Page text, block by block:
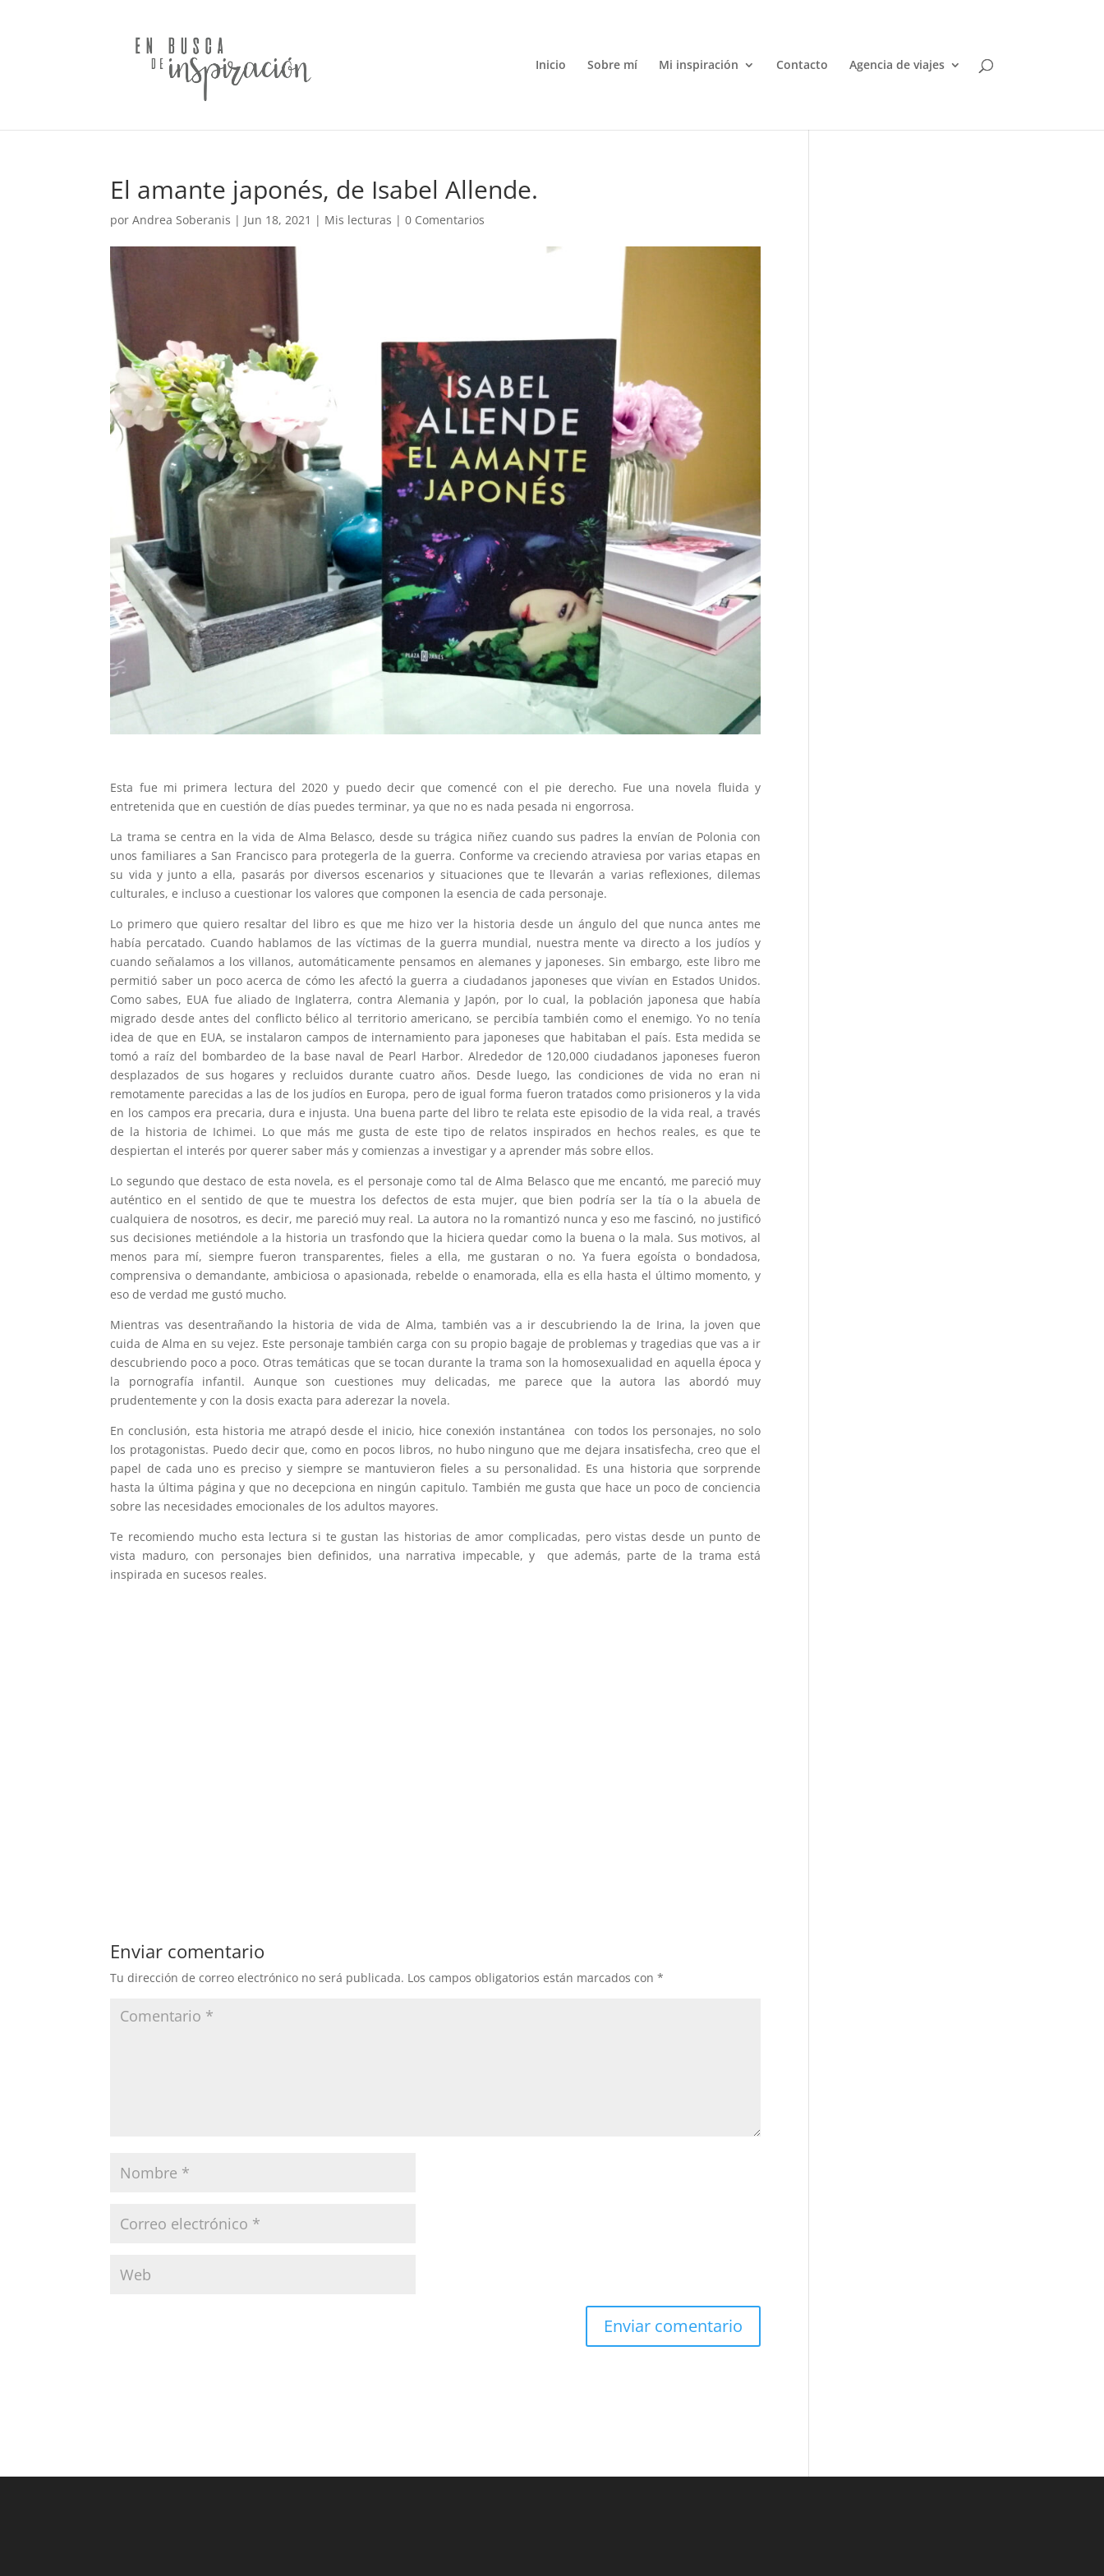
Inicio Sobre mí Mi inspiración Contacto Agencia de viajes
El amante japonés, de Isabel Allende.
porAndrea Soberanis | Jun 18, 2021 | Mis lecturas |0 Comentarios
Esta fue mi primera lectura del 2020 y puedo decir que comencé con el pie derecho. Fue una novela fluida y
entretenida que en cuestión de días puedes terminar, ya que no es nada pesada ni engorrosa.
La trama se centra en la vida de Alma Belasco, desde su trágica niñez cuando sus padres la envían de Polonia con
unos familiares a San Francisco para protegerla de la guerra. Conforme va creciendo atraviesa por varias etapas en
su vida y junto a ella, pasarás por diversos escenarios y situaciones que te llevarán a varias reflexiones, dilemas
culturales, e incluso a cuestionar los valores que componen la esencia de cada personaje.
Lo primero que quiero resaltar del libro es que me hizo ver la historia desde un ángulo del que nunca antes me
había percatado. Cuando hablamos de las víctimas de la guerra mundial, nuestra mente va directo a los judíos y
cuando señalamos a los villanos, automáticamente pensamos en alemanes y japoneses. Sin embargo, este libro me
permitió saber un poco acerca de cómo les afectó la guerra a ciudadanos japoneses que vivían en Estados Unidos.
Como sabes, EUA fue aliado de Inglaterra, contra Alemania y Japón, por lo cual, la población japonesa que había
migrado desde antes del conflicto bélico al territorio americano, se percibía también como el enemigo. Yo no tenía
idea de que en EUA, se instalaron campos de internamiento para japoneses que habitaban el país. Esta medida se
tomó a raíz del bombardeo de la base naval de Pearl Harbor. Alrededor de 120,000 ciudadanos japoneses fueron
desplazados de sus hogares y recluidos durante cuatro años. Desde luego, las condiciones de vida no eran ni
remotamente parecidas a las de los judíos en Europa, pero de igual forma fueron tratados como prisioneros y la vida
en los campos era precaria, dura e injusta. Una buena parte del libro te relata este episodio de la vida real, a través
de la historia de Ichimei. Lo que más me gusta de este tipo de relatos inspirados en hechos reales, es que te
despiertan el interés por querer saber más y comienzas a investigar y a aprender más sobre ellos.
Lo segundo que destaco de esta novela, es el personaje como tal de Alma Belasco que me encantó, me pareció muy
auténtico en el sentido de que te muestra los defectos de esta mujer, que bien podría ser la tía o la abuela de
cualquiera de nosotros, es decir, me pareció muy real. La autora no la romantizó nunca y eso me fascinó, no justificó
sus decisiones metiéndole a la historia un trasfondo que la hiciera quedar como la buena o la mala. Sus motivos, al
menos para mí, siempre fueron transparentes, fieles a ella, me gustaran o no. Ya fuera egoísta o bondadosa,
comprensiva o demandante, ambiciosa o apasionada, rebelde o enamorada, ella es ella hasta el último momento, y
eso de verdad me gustó mucho.
Mientras vas desentrañando la historia de vida de Alma, también vas a ir descubriendo la de Irina, la joven que
cuida de Alma en su vejez. Este personaje también carga con su propio bagaje de problemas y tragedias que vas a ir
descubriendo poco a poco. Otras temáticas que se tocan durante la trama son la homosexualidad en aquella época y
la pornografía infantil. Aunque son cuestiones muy delicadas, me parece que la autora las abordó muy
prudentemente y con la dosis exacta para aderezar la novela.
En conclusión, esta historia me atrapó desde el inicio, hice conexión instantánea con todos los personajes, no solo
los protagonistas. Puedo decir que, como en pocos libros, no hubo ninguno que me dejara insatisfecha, creo que el
papel de cada uno es preciso y siempre se mantuvieron fieles a su personalidad. Es una historia que sorprende
hasta la última página y que no decepciona en ningún capitulo. También me gusta que hace un poco de conciencia
sobre las necesidades emocionales de los adultos mayores.
Te recomiendo mucho esta lectura si te gustan las historias de amor complicadas, pero vistas desde un punto de
vista maduro, con personajes bien definidos, una narrativa impecable, y que además, parte de la trama está
inspirada en sucesos reales.
Enviar comentario
Tu dirección de correo electrónico no será publicada. Los campos obligatorios están marcados con*